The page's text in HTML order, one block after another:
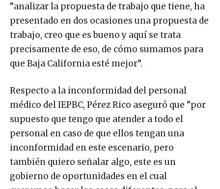
“analizar la propuesta de trabajo que tiene, ha
presentado en dos ocasiones una propuesta de
trabajo, creo que es bueno y aquí se trata
precisamente de eso, de cómo sumamos para
que Baja California esté mejor”.
Respecto a la inconformidad del personal
médico del IEPBC, Pérez Rico aseguró que “por
supuesto que tengo que atender a todo el
personal en caso de que ellos tengan una
inconformidad en este escenario, pero
también quiero señalar algo, este es un
gobierno de oportunidades en el cual